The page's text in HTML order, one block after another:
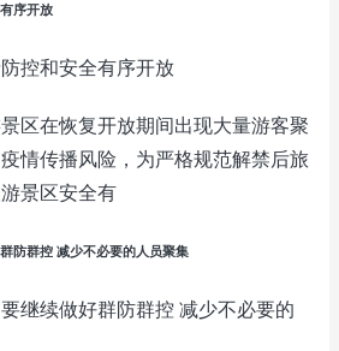
序开放
在恢复开放期间出现大量游客聚
情传播风险，为严格规范解禁后旅
景区安全有
防群控 减少不必要的人员聚集